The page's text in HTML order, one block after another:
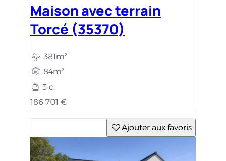
Maison avec terrain
Torcé (35370)
381m²
84m²
3 c.
186 701 €
Ajouter aux favoris